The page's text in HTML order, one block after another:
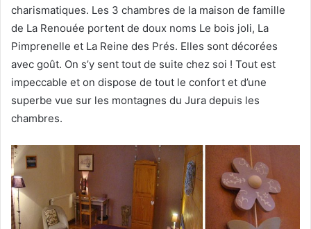
charismatiques. Les 3 chambres de la maison de famille
de La Renouée portent de doux noms Le bois joli, La
Pimprenelle et La Reine des Prés. Elles sont décorées
avec goût. On s’y sent tout de suite chez soi ! Tout est
impeccable et on dispose de tout le confort et d’une
superbe vue sur les montagnes du Jura depuis les
chambres.